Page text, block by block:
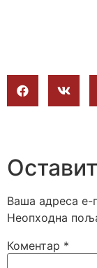
Ваша адреса е-
Неопходна
Коментар *